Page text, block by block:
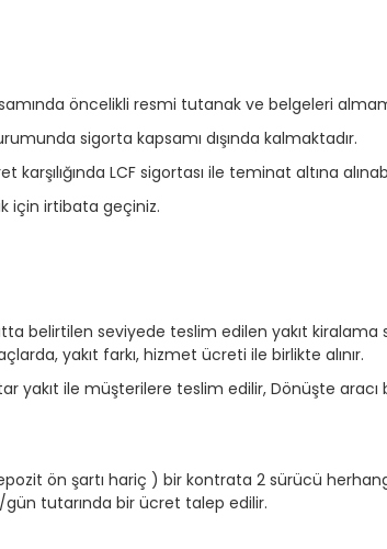
öncelikli resmi tutanak ve belgeleri
sigorta kapsamı dışında kalmaktadır.
LCF sigortası ile teminat altına
için irtibata geçiniz.
belirtilen seviyede teslim edilen yakıt kiralama
yakıt farkı, hizmet ücreti ile birlikte alınır.
yakıt ile müşterilere teslim edilir, Dönüşte
ön şartı hariç ) bir kontrata 2 sürücü
gün tutarında bir ücret talep edilir.